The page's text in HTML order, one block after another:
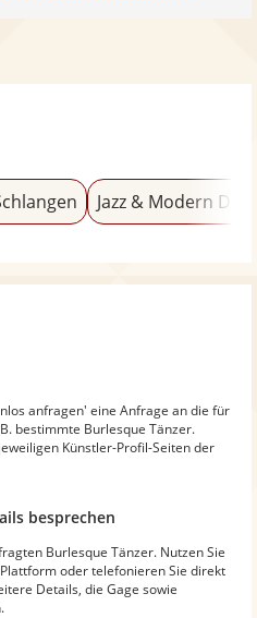
Jazz & Modern
anfragen' eine Anfrage an die für
bestimmte Burlesque Tänzer.
Künstler-Profil-Seiten der
besprechen
Burlesque Tänzer. Nutzen Sie
oder telefonieren Sie direkt
Details, die Gage sowie